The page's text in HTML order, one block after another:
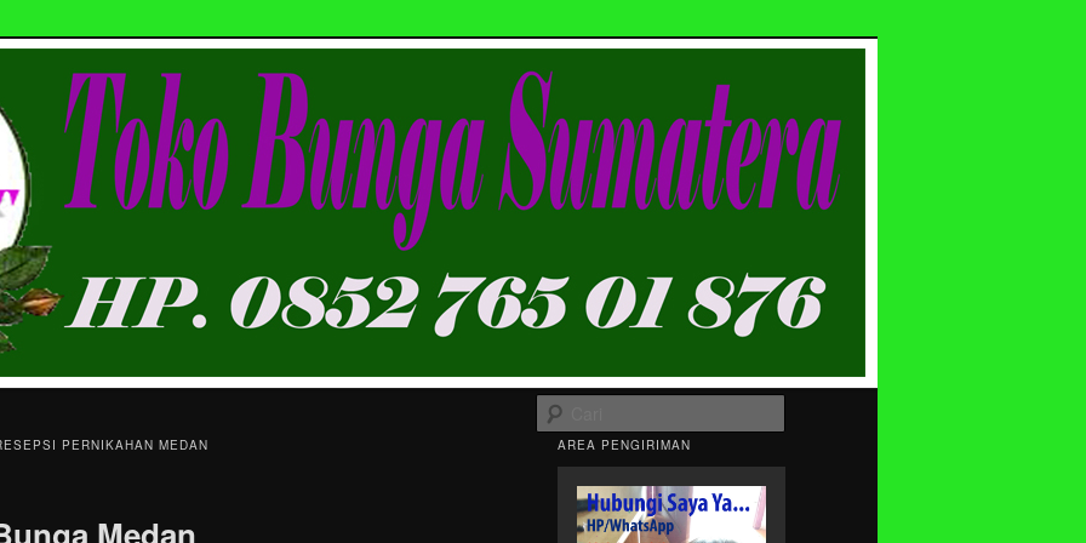
Bunga Medan HP.
papan ucapan di Kota Medan & Gratis Ongkir
PERNIKAHAN MEDAN AREA PENGIRIMAN